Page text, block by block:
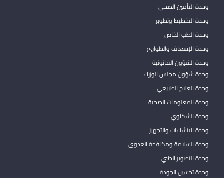
وحدة التأمين الصحي
وحدة التخطيط وتطوير
وحدة الطب الخاص
وحدة الإسعاف والطوارئ
وحدة الشؤون القانونية
وحدة شؤون مجلس الوزراء
وحدة العلاج الطبيعي
وحدة المعلومات الصحية
وحدة الشكاوي
وحدة الانشاءات والتجهيز
وحدة السلامة ومكافحة العدوى
وحدة التصوير الطبي
وحدة تحسين الجودة